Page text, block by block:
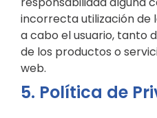
incorrecta utilización de
a cabo el usuario, tanto
de los productos o
web.
5. Política de